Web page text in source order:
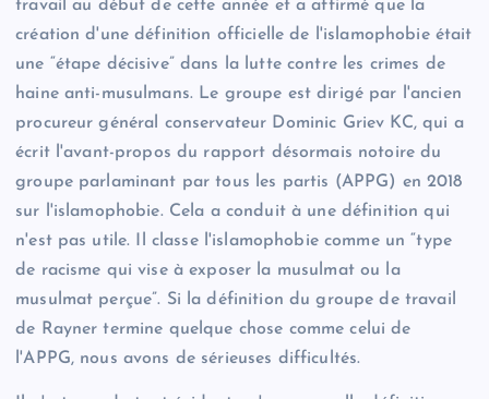
travail au début de cette année et a affirmé que la
création d'une définition officielle de l'islamophobie était
une “étape décisive” dans la lutte contre les crimes de
haine anti-musulmans. Le groupe est dirigé par l'ancien
procureur général conservateur Dominic Griev KC, qui a
écrit l'avant-propos du rapport désormais notoire du
groupe parlaminant par tous les partis (APPG) en 2018
sur l'islamophobie. Cela a conduit à une définition qui
n'est pas utile. Il classe l'islamophobie comme un “type
de racisme qui vise à exposer la musulmat ou la
musulmat perçue”. Si la définition du groupe de travail
de Rayner termine quelque chose comme celui de
l'APPG, nous avons de sérieuses difficultés.